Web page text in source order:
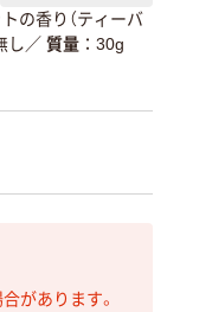
の香り（ティーバ
し ／ 質量
30g
があります。